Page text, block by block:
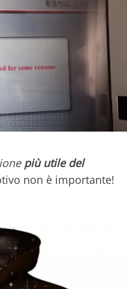
più utile del
non è importante!